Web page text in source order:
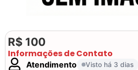
R$ 100
Informações de Contato
Atendimento Visto há 3 dias